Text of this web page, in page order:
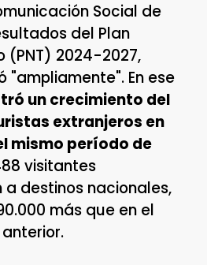
Social de
del Plan
(PNT) 2024-2027,
"ampliamente". En ese
un crecimiento del
extranjeros en
mismo período de
visitantes
destinos nacionales,
más que en el